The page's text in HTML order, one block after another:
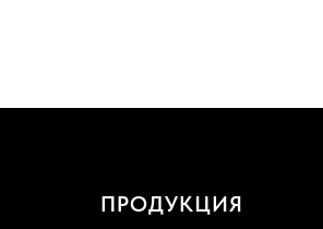
ПРОДУКЦИЯ